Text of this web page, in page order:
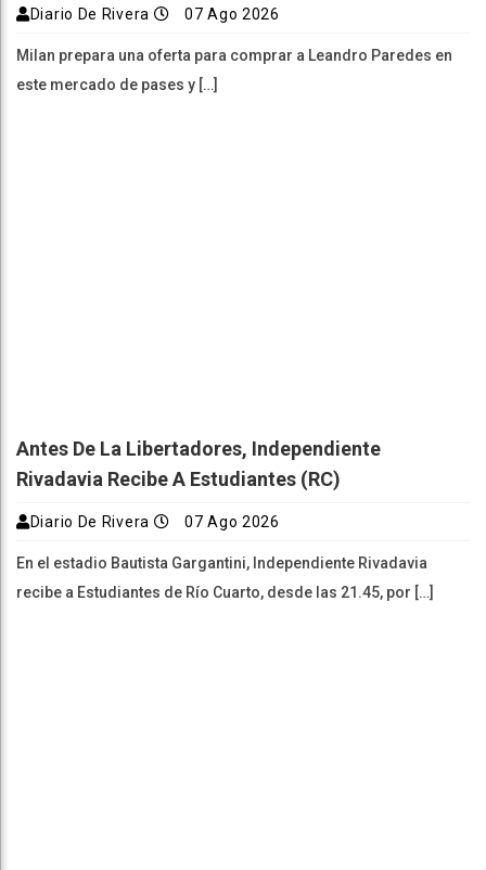
Diario De Rivera 07 Ago 2026
Milan prepara una oferta para comprar a Leandro Paredes en
este mercado de pases y […]
Antes De La Libertadores, Independiente
Rivadavia Recibe A Estudiantes (RC)
Diario De Rivera 07 Ago 2026
En el estadio Bautista Gargantini, Independiente Rivadavia
recibe a Estudiantes de Río Cuarto, desde las 21.45, por […]